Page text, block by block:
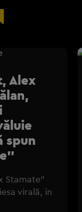
Alex
spun
Stamate”
virală, in